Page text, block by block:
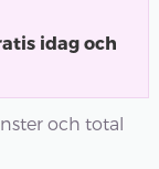
idag och
och total